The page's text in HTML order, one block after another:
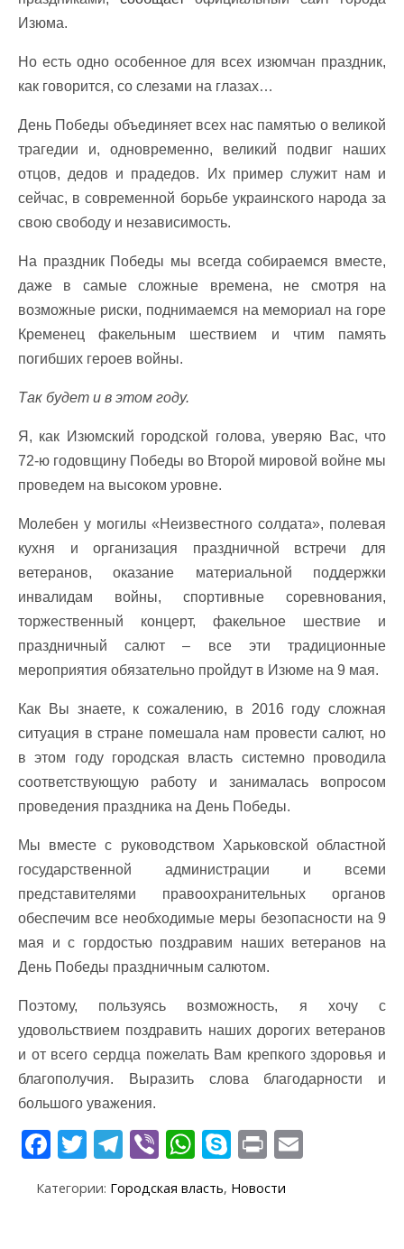
Изюма.
Но есть одно особенное для всех изюмчан праздник,
как говорится, со слезами на глазах…
День Победы объединяет всех нас памятью о великой
трагедии и, одновременно, великий подвиг наших
отцов, дедов и прадедов. Их пример служит нам и
сейчас, в современной борьбе украинского народа за
свою свободу и независимость.
На праздник Победы мы всегда собираемся вместе,
даже в самые сложные времена, не смотря на
возможные риски, поднимаемся на мемориал на горе
Кременец факельным шествием и чтим память
погибших героев войны.
Так будет и в этом году.
Я, как Изюмский городской голова, уверяю Вас, что
72-ю годовщину Победы во Второй мировой войне мы
проведем на высоком уровне.
Молебен у могилы «Неизвестного солдата», полевая
кухня и организация праздничной встречи для
ветеранов, оказание материальной поддержки
инвалидам войны, спортивные соревнования,
торжественный концерт, факельное шествие и
праздничный салют – все эти традиционные
мероприятия обязательно пройдут в Изюме на 9 мая.
Как Вы знаете, к сожалению, в 2016 году сложная
ситуация в стране помешала нам провести салют, но
в этом году городская власть системно проводила
соответствующую работу и занималась вопросом
проведения праздника на День Победы.
Мы вместе с руководством Харьковской областной
государственной администрации и всеми
представителями правоохранительных органов
обеспечим все необходимые меры безопасности на 9
мая и с гордостью поздравим наших ветеранов на
День Победы праздничным салютом.
Поэтому, пользуясь возможность, я хочу с
удовольствием поздравить наших дорогих ветеранов
и от всего сердца пожелать Вам крепкого здоровья и
благополучия. Выразить слова благодарности и
большого уважения.
F
e
T
itt
T
e
Vi
er
W
at
S
y
Pr
t
Категории: Городская власть, Новости